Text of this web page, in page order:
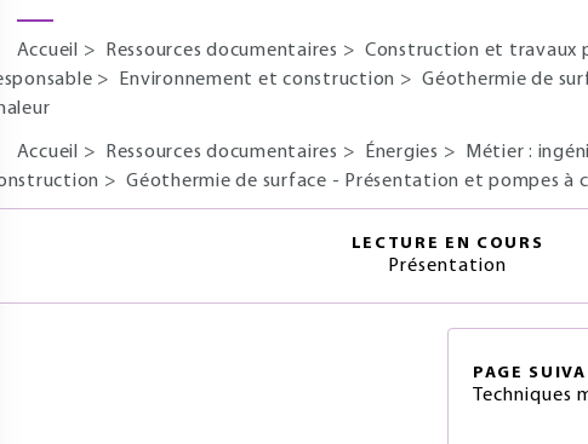
Accueil > Ressources documentaires > Construction et travaux
> Environnement et construction > Géothermie de
Accueil > Ressources documentaires > Énergies > Métier :
> Géothermie de surface - Présentation et pompes à
LECTURE EN COURS
Présentation
PAGE
Techniques